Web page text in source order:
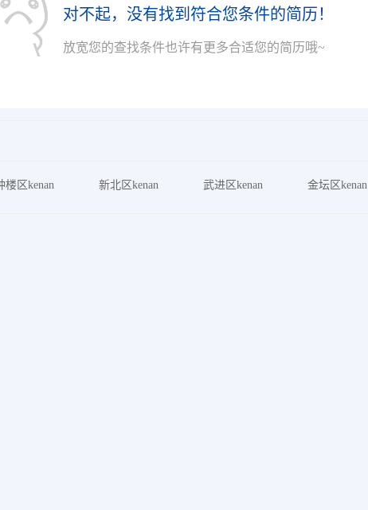
对不起，没有找到符合您条件的简历！
放宽您的查找条件也许有更多合适您的简历哦~
楼区kenan 新北区kenan 武进区kenan 金坛区kenan